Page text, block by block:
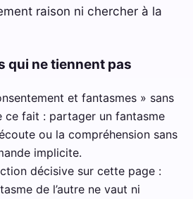
raison ni chercher à la
qui ne tiennent pas
et fantasmes » sans
ce fait : partager un fantasme
ou la compréhension sans
implicite.
décisive sur cette page :
de l’autre ne vaut ni